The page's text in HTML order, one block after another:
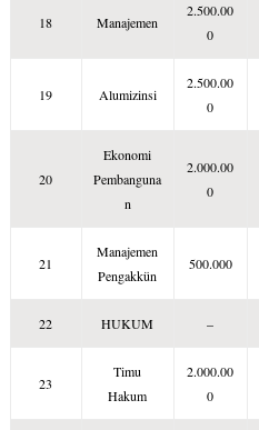
18 Manajemen
2.500.00
0
19 Alumizinsi
2.500.00
0
20
Ekonomi
Pembanguna
n
2.000.00
0
21
Manajemen
Pengakkün
500.000
22 HUKUM –
23
Timu
Hakum
2.000.00
0